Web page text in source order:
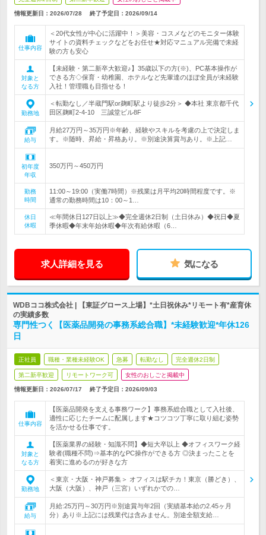
情報更新日：2026/07/28 終了予定日： 2026/09/14
仕事内容
＜20代女性が中心に活躍中！＞美容・コスメなどのモニター体験
サイトの資料チェックなどをお任せ★対応マニュアル完備で未経
験の方も安心
対象と
なる方
【未経験・第二新卒大歓迎♪】35歳以下の方(※)、PC基本操作が
できる方◇保育・幼稚園、ホテルなど先輩達のほぼ全員が未経験
入社！管理職も目指せる！
勤務地
＜転勤なし／半蔵門駅or麹町駅より徒歩2分＞ ◆本社 東京都千代
田区麹町2-4-10 三誠堂ビル8F
給与
月給27万円～35万円※年齢、経験やスキルを考慮の上で決定しま
す。※随時、昇給・昇格あり。※別途決算賞与あり。※上記…
初年度
年収
350万円～450万円
勤務
時間
11:00～19:00（実働7時間）※残業は月平均20時間程度です。※
通常の勤務時間は10：00～1…
休日
休暇
≪年間休日127日以上≫◆完全週休2日制（土日休み）◆祝日◆夏
季休暇◆年末年始休暇◆年次有給休暇（6…
求人詳細を見る 気になる
WDBココ株式会社 | 【東証グロース上場】*土日祝休み*リモート有*産育休
の実績多数
専門性つく【医薬品開発の事務系総合職】*未経験歓迎*年休126
日
正社員 職種・業種未経験OK 急募 転勤なし 完全週休2日制
第二新卒歓迎 リモートワーク可 女性のおしごと掲載中
情報更新日：2026/07/17 終了予定日： 2026/09/03
仕事内容
【医薬品開発を支える事務ワーク】事務系総合職として入社後、
適性に応じたチームに配属します★コツコツ丁寧に取り組む姿勢
を活かせる仕事です。
対象と
なる方
【医薬業界の経験・知識不問】◆短大卒以上 ◆オフィスワーク経
験者(職種不問)⇒基本的なPC操作ができる方 ◎決まったことを
着実に進めるのが好きな方
勤務地
＜東京・大阪・神戸募集＞ オフィスは駅チカ！東京（勝どき）、
大阪（大阪）、神戸（三宮）いずれかでの…
給与
月給:25万円～30万円※別途賞与年2回（実績基本給の2.45ヶ月
分）あり※上記には残業代は含みません。別途全額支給…